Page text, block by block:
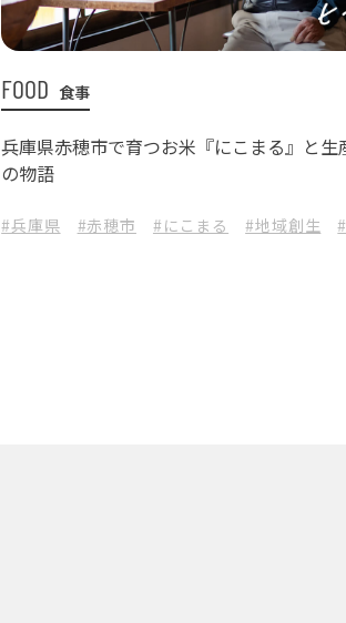
FOOD 食事
兵庫県赤穂市で育つお米『にこまる』と生
の物語
#兵庫県 #赤穂市 #にこまる #地域創生